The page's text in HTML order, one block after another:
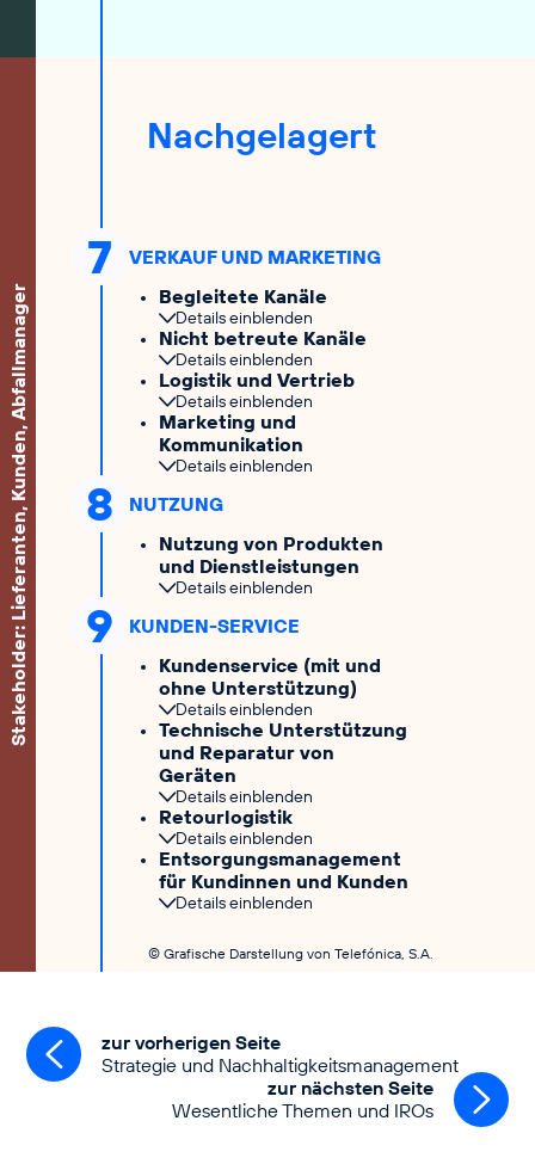
Nachgelagert
Stakeholder: Lieferanten, Kunden, Abfallmanager
7
VERKAUF UND MARKETING
Begleitete Kanäle
Details einblenden
Nicht betreute Kanäle
Details einblenden
Logistik und Vertrieb
Details einblenden
Marketing und
Kommunikation
Details einblenden
8
NUTZUNG
Nutzung von Produkten
und Dienstleistungen
Details einblenden
9
KUNDEN-SERVICE
Kundenservice (mit und
ohne Unterstützung)
Details einblenden
Technische Unterstützung
und Reparatur von
Geräten
Details einblenden
Retourlogistik
Details einblenden
Entsorgungsmanagement
für Kundinnen und Kunden
Details einblenden
© Grafische Darstellung von Telefónica, S.A.
zur vorherigen Seite
Strategie und Nachhaltigkeitsmanagement
zur nächsten Seite
Wesentliche Themen und IROs